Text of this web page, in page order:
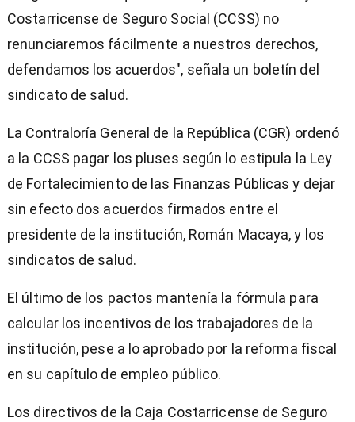
Costarricense de Seguro Social (CCSS) no
renunciaremos fácilmente a nuestros derechos,
defendamos los acuerdos", señala un boletín del
sindicato de salud.
La Contraloría General de la República (CGR) ordenó
a la CCSS pagar los pluses según lo estipula la Ley
de Fortalecimiento de las Finanzas Públicas y dejar
sin efecto dos acuerdos firmados entre el
presidente de la institución, Román Macaya, y los
sindicatos de salud.
El último de los pactos mantenía la fórmula para
calcular los incentivos de los trabajadores de la
institución, pese a lo aprobado por la reforma fiscal
en su capítulo de empleo público.
Los directivos de la Caja Costarricense de Seguro